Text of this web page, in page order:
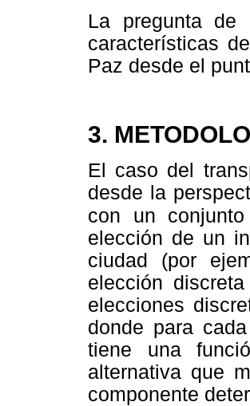
La pregunta de
características
Paz desde el
3.
El caso del
desde la
con un
elección de un
ciudad (por
elección
elecciones
donde para
tiene una
alternativa que
componente